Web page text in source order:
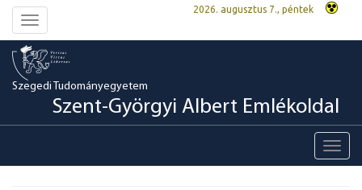
Toggle
navigation
2026. augusztus 7., péntek
Szegedi Tudományegyetem
Szent-Györgyi Albert Emlékoldal